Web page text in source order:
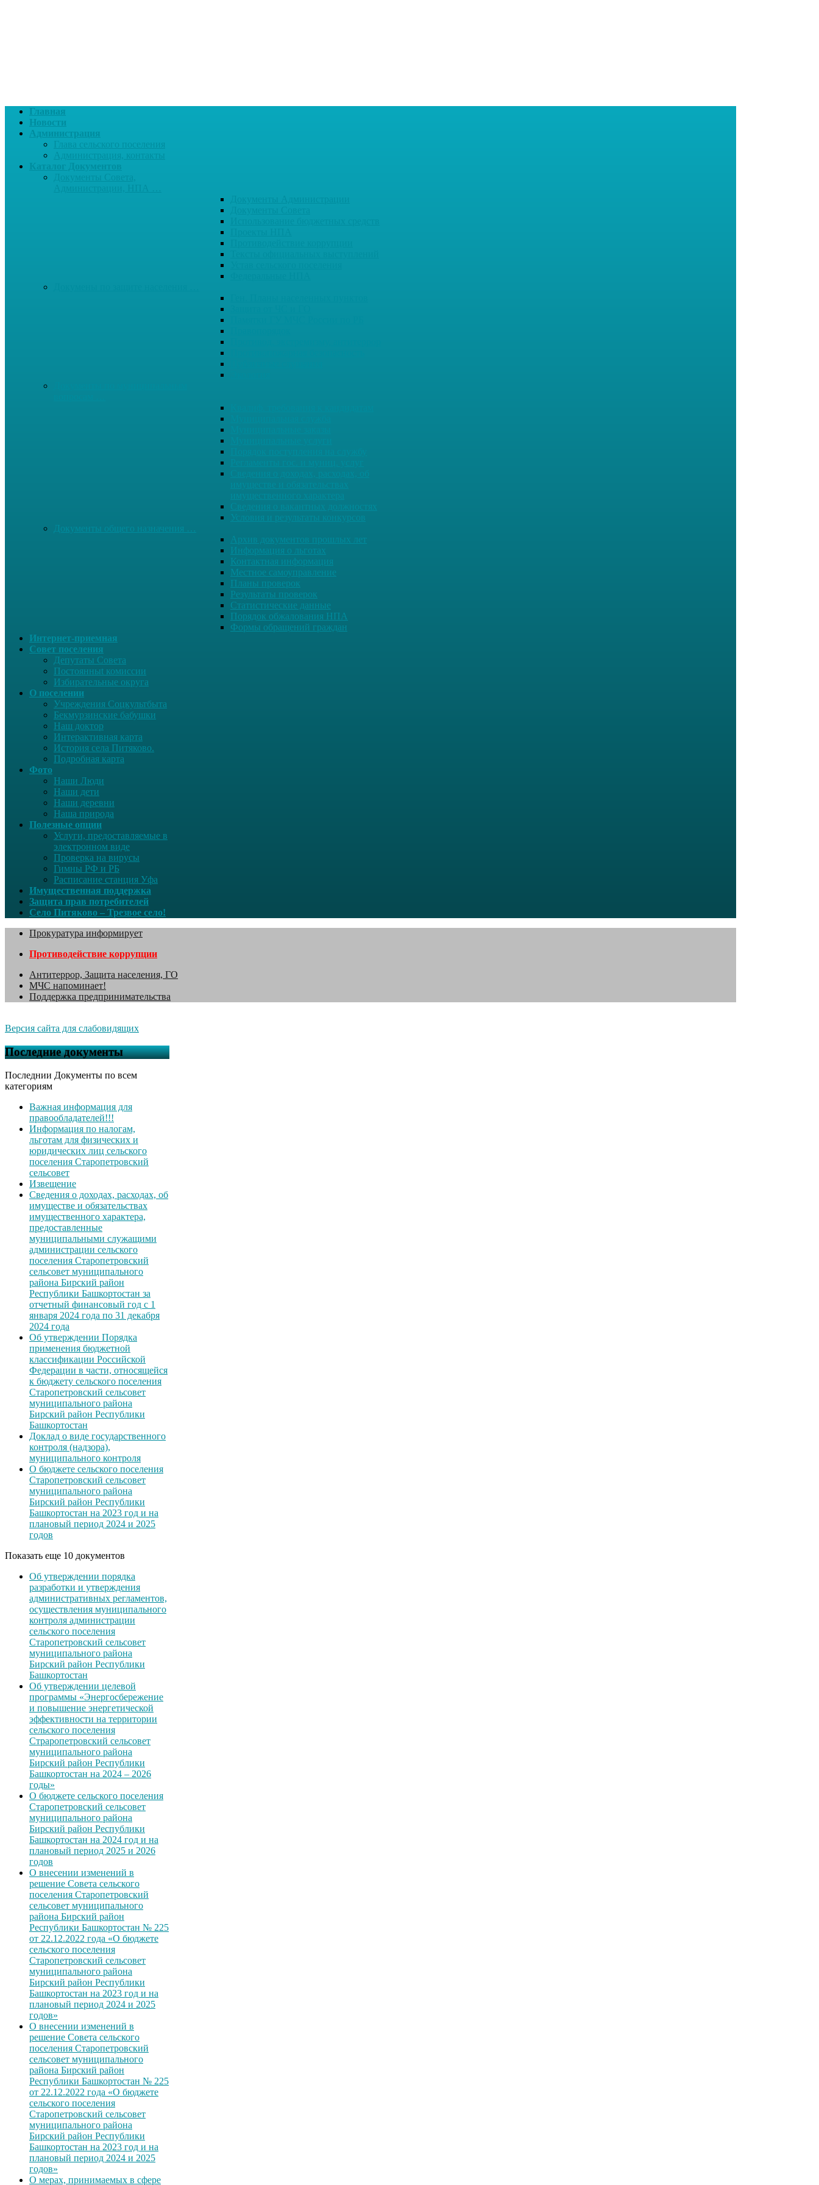
Главная
Новости
Администрация
Глава сельского поселения
Администрация, контакты
Сведения о вакантных должностях
Условия и результаты конкурсов
Документы общего назначения …
Архив документов прошлых лет
Информация о льготах
Контактная информация
Местное самоуправление
Планы проверок
Результаты проверок
Статистические данные
Порядок обжалования НПА
Формы обращений граждан
Интернет-приемная
Совет поселения
Депутаты Совета
Постоянныt комиссии
Избирательные округа
О поселении
Учреждения Соцкультбыта
Бекмурзинские бабушки
Наш доктор
Интерактивная карта
История села Питяково.
Подробная карта
Фото
Наши Люди
Наши дети
Наши деревни
Наша природа
Полезные опции
Услуги, предоставляемые в
электронном виде
Проверка на вирусы
Гимны РФ и РБ
Расписание станция Уфа
Имущественная поддержка
Защита прав потребителей
Село Питяково – Трезвое село!
Прокуратура информирует
Противодействие коррупции
Антитеррор, Защита населения, ГО
МЧС напоминает!
Поддержка предпринимательства
Версия сайта для слабовидящих
Последние документы
Последнии Документы по всем
категориям
Важная информация для
правообладателей!!!
Информация по налогам,
льготам для физических и
юридических лиц сельского
поселения Старопетровский
сельсовет
Извещение
Сведения о доходах, расходах, об
имуществе и обязательствах
имущественного характера,
предоставленные
муниципальными служащими
администрации сельского
поселения Старопетровский
сельсовет муниципального
района Бирский район
Республики Башкортостан за
отчетный финансовый год с 1
января 2024 года по 31 декабря
2024 года
Об утверждении Порядка
применения бюджетной
классификации Российской
Федерации в части, относящейся
к бюджету сельского поселения
Старопетровский сельсовет
муниципального района
Бирский район Республики
Башкортостан
Доклад о виде государственного
контроля (надзора),
муниципального контроля
О бюджете сельского поселения
Старопетровский сельсовет
муниципального района
Бирский район Республики
Башкортостан на 2023 год и на
плановый период 2024 и 2025
годов
Показать еще 10 документов
Об утверждении порядка
разработки и утверждения
административных регламентов,
осуществления муниципального
контроля администрации
сельского поселения
Старопетровский сельсовет
муниципального района
Бирский район Республики
Башкортостан
Об утверждении целевой
программы «Энергосбережение
и повышение энергетической
эффективности на территории
сельского поселения
Страропетровский сельсовет
муниципального района
Бирский район Республики
Башкортостан на 2024 – 2026
годы»
О бюджете сельского поселения
Старопетровский сельсовет
муниципального района
Бирский район Республики
Башкортостан на 2024 год и на
плановый период 2025 и 2026
годов
О внесении изменений в
решение Совета сельского
поселения Старопетровский
сельсовет муниципального
района Бирский район
Республики Башкортостан № 225
от 22.12.2022 года «О бюджете
сельского поселения
Старопетровский сельсовет
муниципального района
Бирский район Республики
Башкортостан на 2023 год и на
плановый период 2024 и 2025
годов»
О внесении изменений в
решение Совета сельского
поселения Старопетровский
сельсовет муниципального
района Бирский район
Республики Башкортостан № 225
от 22.12.2022 года «О бюджете
сельского поселения
Старопетровский сельсовет
муниципального района
Бирский район Республики
Башкортостан на 2023 год и на
плановый период 2024 и 2025
годов»
О мерах, принимаемых в сфере